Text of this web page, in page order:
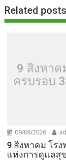
o
k
Related posts
9 สิงหาค
ครบรอบ
09/08/2026
9 สิงหาคม โร
แห่งการดูแลสุ